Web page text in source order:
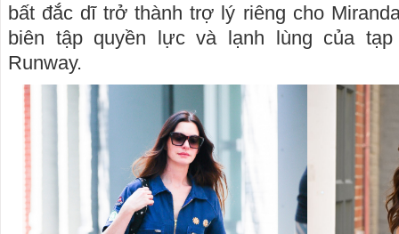
bất đắc dĩ trở thành trợ lý riêng cho
biên tập quyền lực và lạnh lùng của
Runway.